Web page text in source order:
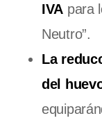
IVA para
Neutro”.
La
del